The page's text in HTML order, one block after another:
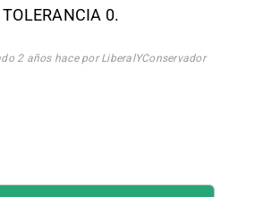
0.
2 años hace por LiberalYConservador